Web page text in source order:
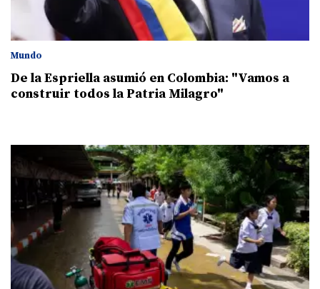
Mundo
De la Espriella asumió en Colombia: "Vamos a
construir todos la Patria Milagro"